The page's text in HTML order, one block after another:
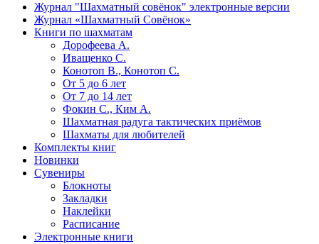
Журнал "Шахматный совёнок" электронные версии
Журнал «Шахматный Совёнок»
Книги по шахматам
Дорофеева А.
Иващенко С.
Конотоп В., Конотоп С.
От 5 до 6 лет
От 7 до 14 лет
Фокин С., Ким А.
Шахматная радуга тактических приёмов
Шахматы для любителей
Комплекты книг
Новинки
Сувениры
Блокноты
Закладки
Наклейки
Расписание
Электронные книги